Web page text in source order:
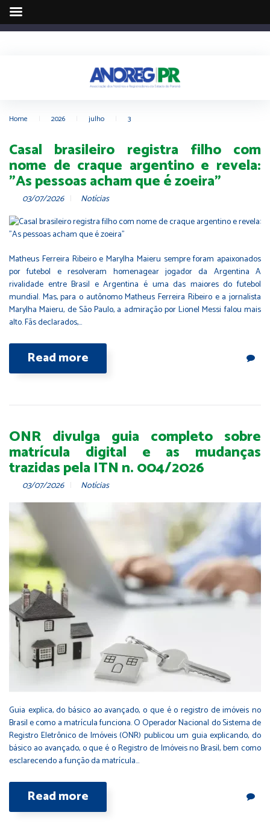
Home 2026 julho 3
Casal brasileiro registra filho com
nome de craque argentino e revela:
"As pessoas acham que é zoeira"
03/07/2026 Notícias
Matheus Ferreira Ribeiro e Marylha Maieru sempre foram apaixonados
por futebol e resolveram homenagear jogador da Argentina A
rivalidade entre Brasil e Argentina é uma das maiores do futebol
mundial. Mas, para o autônomo Matheus Ferreira Ribeiro e a jornalista
Marylha Maieru, de São Paulo, a admiração por Lionel Messi falou mais
alto. Fãs declarados,…
Read more
ONR divulga guia completo sobre
matrícula digital e as mudanças
trazidas pela ITN n. 004/2026
03/07/2026 Notícias
Guia explica, do básico ao avançado, o que é o registro de imóveis no
Brasil e como a matrícula funciona. O Operador Nacional do Sistema de
Registro Eletrônico de Imóveis (ONR) publicou um guia explicando, do
básico ao avançado, o que é o Registro de Imóveis no Brasil, bem como
esclarecendo a função da matrícula…
Read more